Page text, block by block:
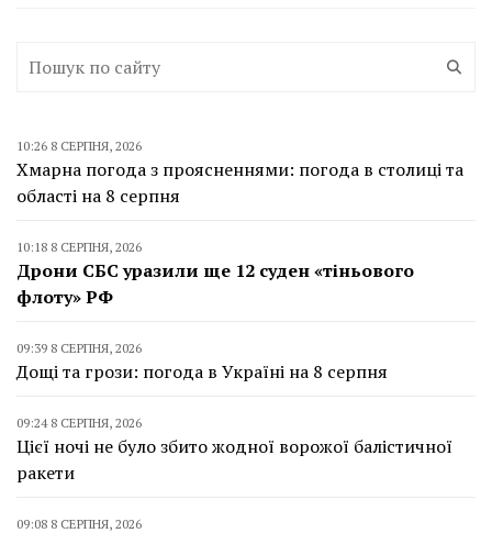
10:26 8 СЕРПНЯ, 2026
Хмарна погода з проясненнями: погода в столиці та
області на 8 серпня
10:18 8 СЕРПНЯ, 2026
Дрони СБС уразили ще 12 суден «тіньового
флоту» РФ
09:39 8 СЕРПНЯ, 2026
Дощі та грози: погода в Україні на 8 серпня
09:24 8 СЕРПНЯ, 2026
Цієї ночі не було збито жодної ворожої балістичної
ракети
09:08 8 СЕРПНЯ, 2026